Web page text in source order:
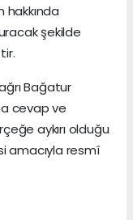
hakkında
şekilde
Bağatur
cevap ve
aykırı olduğu
amacıyla resmî